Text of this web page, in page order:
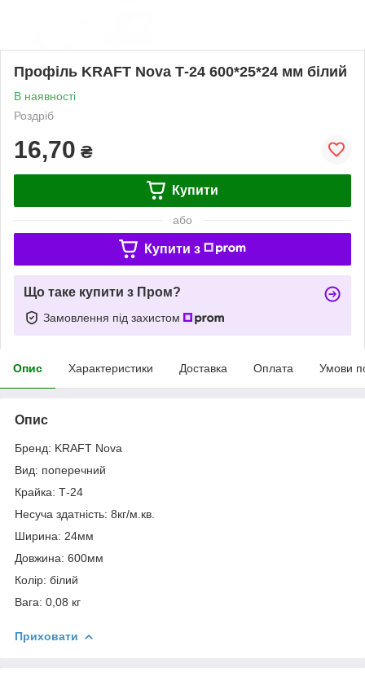
Профіль KRAFТ Nova Т-24 600*25*24 мм білий
В наявності
Роздріб
16,70 ₴
Купити
або
Купити з
Що таке купити з Пром?
Замовлення під захистом
Опис Характеристики Доставка Оплата Умови
Опис
Бренд: KRAFТ Nova
Вид: поперечний
Крайка: Т-24
Несуча здатність: 8кг/м.кв.
Ширина: 24мм
Довжина: 600мм
Колір: білий
Вага: 0,08 кг
Приховати